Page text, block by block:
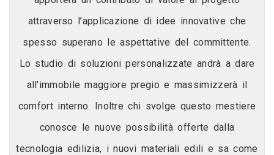
attraverso l’applicazione di idee innovative che
spesso superano le aspettative del committente.
Lo studio di soluzioni personalizzate andrà a dare
all'immobile maggiore pregio e massimizzerà il
comfort interno. Inoltre chi svolge questo mestiere
conosce le nuove possibilità offerte dalla
tecnologia edilizia, i nuovi materiali edili e sa come